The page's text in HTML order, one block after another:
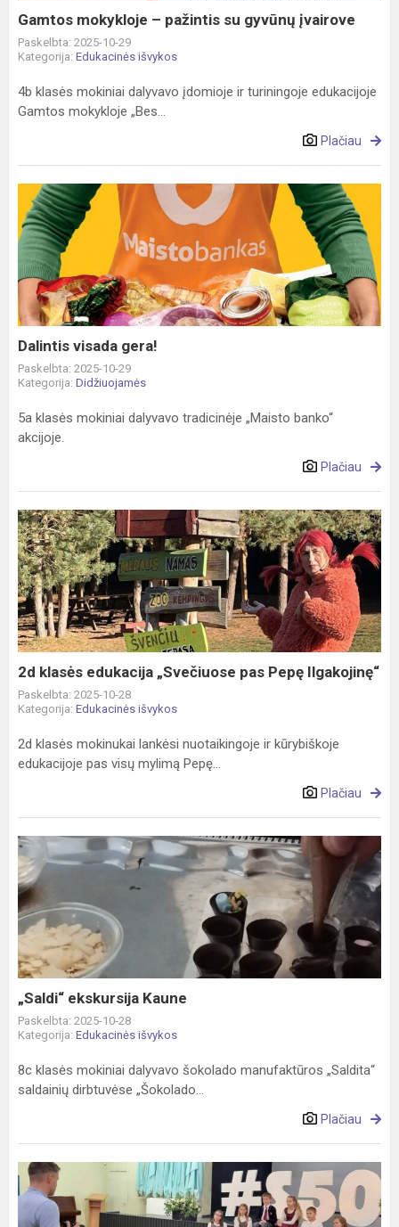
Gamtos mokykloje – pažintis su gyvūnų įvairove
Paskelbta: 2025-10-29
Kategorija: Edukacinės išvykos
4b klasės mokiniai dalyvavo įdomioje ir turiningoje edukacijoje
Gamtos mokykloje „Bes...
Plačiau
Dalintis
visada
gera!
Dalintis visada gera!
Paskelbta: 2025-10-29
Kategorija: Didžiuojamės
5a klasės mokiniai dalyvavo tradicinėje „Maisto banko“
akcijoje.
Plačiau
2d
klasės
edukacija
„Svečiuose
pas
Pepę
Ilgakojinę“
2d klasės edukacija „Svečiuose pas Pepę Ilgakojinę“
Paskelbta: 2025-10-28
Kategorija: Edukacinės išvykos
2d klasės mokinukai lankėsi nuotaikingoje ir kūrybiškoje
edukacijoje pas visų mylimą Pepę...
Plačiau
„Saldi“
ekskursija
Kaune
„Saldi“ ekskursija Kaune
Paskelbta: 2025-10-28
Kategorija: Edukacinės išvykos
8c klasės mokiniai dalyvavo šokolado manufaktūros „Saldita“
saldainių dirbtuvėse „Šokolado...
Plačiau
Fotosesija
su
fotografu